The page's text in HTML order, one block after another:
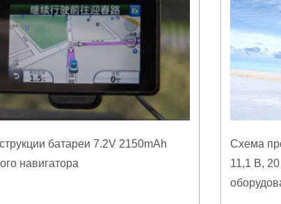
батареи 7.2V 2150mAh
навигатора
Схема
11,1 В,